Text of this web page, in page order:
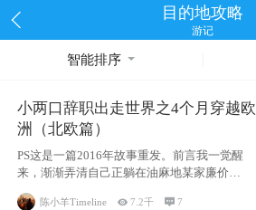
目的地攻略
游记
智能排序
小两口辞职出走世界之4个月穿越欧
洲（北欧篇）
PS这是一篇2016年故事重发。前言我一觉醒
来，渐渐弄清自己正躺在油麻地某家廉价宾
馆
陈小羊Timeline 7.2千 7